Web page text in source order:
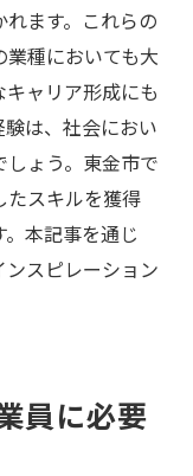
極める方法
サーチ
康管理の重要
心構え
の改善点
るための計画
ます。これらの
種においても大
ャリア形成にも
は、社会におい
ょう。東金市で
たスキルを獲得
本記事を通じ
スピレーション
員に必要